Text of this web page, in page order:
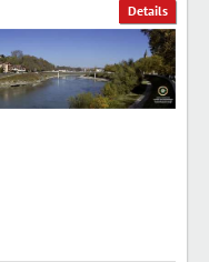
Details